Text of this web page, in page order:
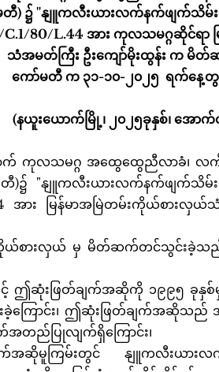
) ၌ "နျူကလီးယားလက်နက်ဖျက်သိမ်း
80/L.44 အား ကုလသမဂ္ဂဆိုင်ရာ
သံအမတ်ကြီး ဦးကျော်မိုးထွန်း က မိတ်
ကော်မတီ က ၃၁-၁၀-၂၀၂၅  ရက်န
(နယူးယောက်မြို့၊ ၂၀၂၅ခုနှစ်၊ အေ
)၌ "နျူကလီးယားလက်နက်ဖျက်သိမ်း
အား မြန်မာအမြဲတမ်းကိုယ်စားလှ
ြောင်း၊ ဤဆုံးဖြတ်ချက်အဆိုသည် အဖွဲ့
တည်ပြုလျက်ရှိကြောင်း၊